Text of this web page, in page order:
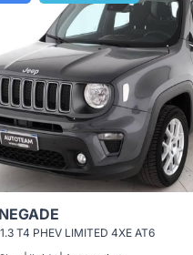
T4 PHEV LIMITED 4XE AT6